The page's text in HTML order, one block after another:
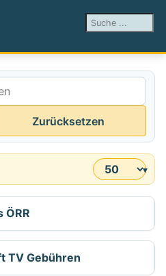
Suchen ...
Zurücksetzen
ÖRR
TV Gebühren